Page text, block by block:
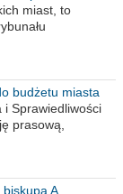
miast, to
budżetu miasta
i Sprawiedliwości
prasową,
A.